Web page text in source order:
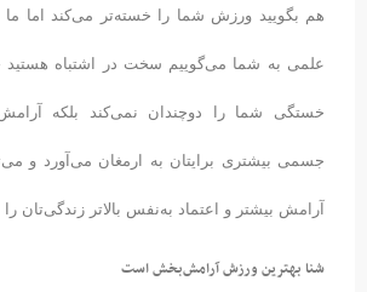
هم بگویید ورزش شما را خسته‌تر می‌کند اما ما
علمی به شما می‌گوییم سخت در اشتباه هستید
خستگی شما را دوچندان نمی‌کند بلکه
جسمی بیشتری برایتان به ارمغان می‌آورد و
آرامش بیشتر و اعتماد به‌نفس بالاتر زندگی‌تان را
شنا بهترین ورزش آرامش‌بخش است